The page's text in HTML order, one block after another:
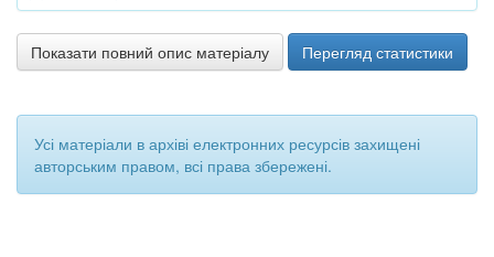
Показати повний опис матеріалу Перегляд статистики
Усі матеріали в архіві електронних ресурсів захищені
авторським правом, всі права збережені.